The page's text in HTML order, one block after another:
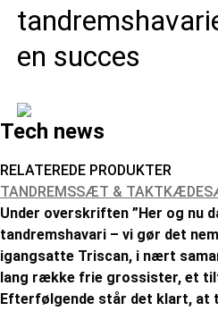
en succes
Tech news
RELATEREDE PRODUKTER
TANDREMSSÆT &
Under overskriften ”Her og nu
tandremshavari – vi gør det
igangsatte Triscan, i nært
lang række frie grossister, et
Efterfølgende står det klart,